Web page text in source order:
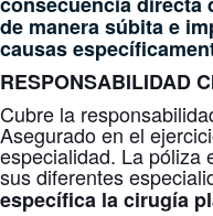
de manera súbita e
causas
RESPONSABILIDAD
Cubre la
Asegurado en el
especialidad. La póliza
sus diferentes
específica la cirugía